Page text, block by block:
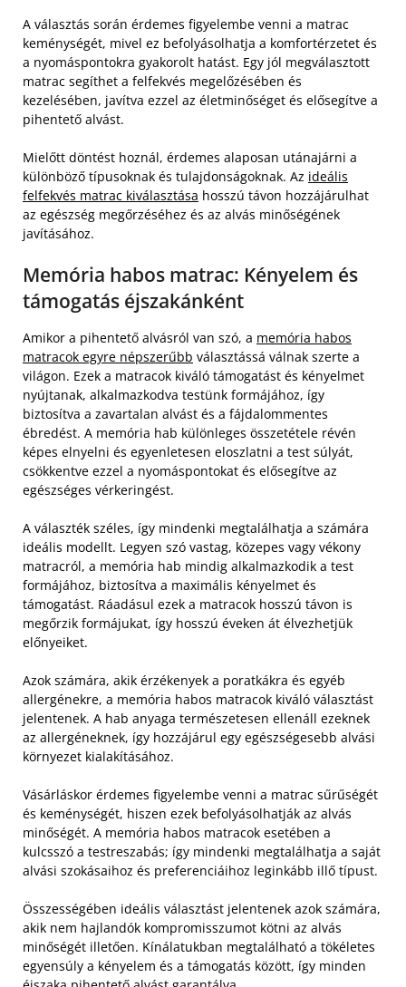
A választás során érdemes figyelembe venni a matrac
keménységét, mivel ez befolyásolhatja a komfortérzetet és
a nyomáspontokra gyakorolt hatást. Egy jól megválasztott
matrac segíthet a felfekvés megelőzésében és
kezelésében, javítva ezzel az életminőséget és elősegítve a
pihentető alvást.
Mielőtt döntést hoznál, érdemes alaposan utánajárni a
különböző típusoknak és tulajdonságoknak. Az ideális
felfekvés matrac kiválasztása hosszú távon hozzájárulhat
az egészség megőrzéséhez és az alvás minőségének
javításához.
Memória habos matrac: Kényelem és
támogatás éjszakánként
Amikor a pihentető alvásról van szó, a memória habos
matracok egyre népszerűbb választássá válnak szerte a
világon. Ezek a matracok kiváló támogatást és kényelmet
nyújtanak, alkalmazkodva testünk formájához, így
biztosítva a zavartalan alvást és a fájdalommentes
ébredést. A memória hab különleges összetétele révén
képes elnyelni és egyenletesen eloszlatni a test súlyát,
csökkentve ezzel a nyomáspontokat és elősegítve az
egészséges vérkeringést.
A választék széles, így mindenki megtalálhatja a számára
ideális modellt. Legyen szó vastag, közepes vagy vékony
matracról, a memória hab mindig alkalmazkodik a test
formájához, biztosítva a maximális kényelmet és
támogatást. Ráadásul ezek a matracok hosszú távon is
megőrzik formájukat, így hosszú éveken át élvezhetjük
előnyeiket.
Azok számára, akik érzékenyek a poratkákra és egyéb
allergénekre, a memória habos matracok kiváló választást
jelentenek. A hab anyaga természetesen ellenáll ezeknek
az allergéneknek, így hozzájárul egy egészségesebb alvási
környezet kialakításához.
Vásárláskor érdemes figyelembe venni a matrac sűrűségét
és keménységét, hiszen ezek befolyásolhatják az alvás
minőségét. A memória habos matracok esetében a
kulcsszó a testreszabás; így mindenki megtalálhatja a saját
alvási szokásaihoz és preferenciáihoz leginkább illő típust.
Összességében ideális választást jelentenek azok számára,
akik nem hajlandók kompromisszumot kötni az alvás
minőségét illetően. Kínálatukban megtalálható a tökéletes
egyensúly a kényelem és a támogatás között, így minden